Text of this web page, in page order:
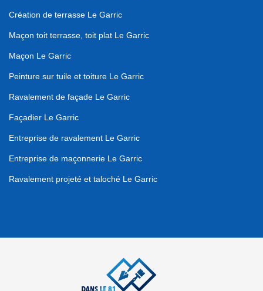
Création de terrasse Le Garric
Maçon toit terrasse, toit plat Le Garric
Maçon Le Garric
Peinture sur tuile et toiture Le Garric
Ravalement de façade Le Garric
Façadier Le Garric
Entreprise de ravalement Le Garric
Entreprise de maçonnerie Le Garric
Ravalement projeté et taloché Le Garric